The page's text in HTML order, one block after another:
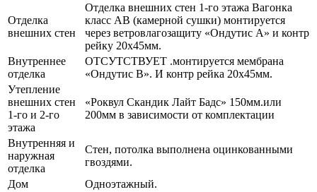
Отделка
внешних стен
Отделка внешних стен 1-го этажа Вагонка
класс АВ (камерной сушки) монтируется
через ветровлагозащиту «Ондутис А» и контр
рейку 20х45мм.
Внутреннее
отделка
ОТСУТСТВУЕТ .монтируется мембрана
«Ондутис В». И контр рейка 20х45мм.
Утепление
внешних стен
1-го и 2-го
этажа
«Роквул Скандик Лайт Бадс» 150мм.или
200мм в зависимости от комплектации
Внутренняя и
наружная
отделка
Стен, потолка выполнена оцинкованными
гвоздями.
Дом
Одноэтажный.